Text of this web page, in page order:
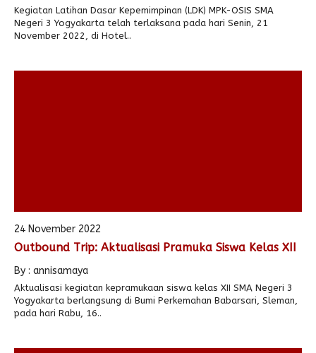
Kegiatan Latihan Dasar Kepemimpinan (LDK) MPK-OSIS SMA
Negeri 3 Yogyakarta telah terlaksana pada hari Senin, 21
November 2022, di Hotel..
24 November 2022
Outbound Trip: Aktualisasi Pramuka Siswa Kelas XII
By : annisamaya
Aktualisasi kegiatan kepramukaan siswa kelas XII SMA Negeri 3
Yogyakarta berlangsung di Bumi Perkemahan Babarsari, Sleman,
pada hari Rabu, 16..